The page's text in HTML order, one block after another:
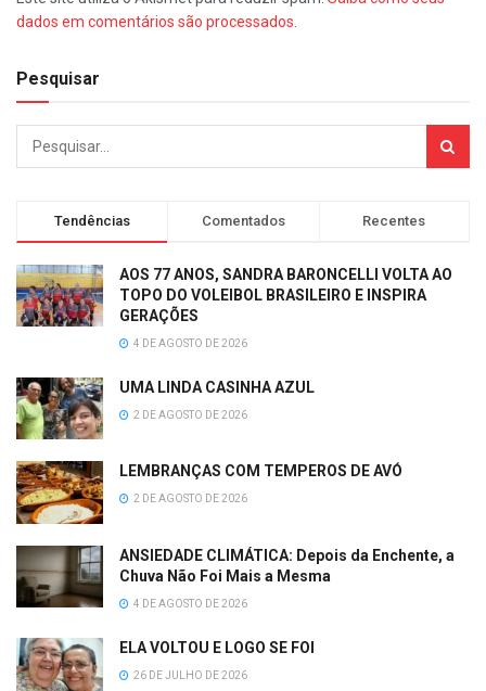
dados em comentários são processados
Pesquisar
Tendências Comentados Recentes
AOS 77 ANOS, SANDRA BARONCELLI VOLTA AO
TOPO DO VOLEIBOL BRASILEIRO E INSPIRA
GERAÇÕES
4 DE AGOSTO DE 2026
UMA LINDA CASINHA AZUL
2 DE AGOSTO DE 2026
LEMBRANÇAS COM TEMPEROS DE AVÓ
2 DE AGOSTO DE 2026
ANSIEDADE CLIMÁTICA: Depois da Enchente, a
Chuva Não Foi Mais a Mesma
4 DE AGOSTO DE 2026
ELA VOLTOU E LOGO SE FOI
26 DE JULHO DE 2026